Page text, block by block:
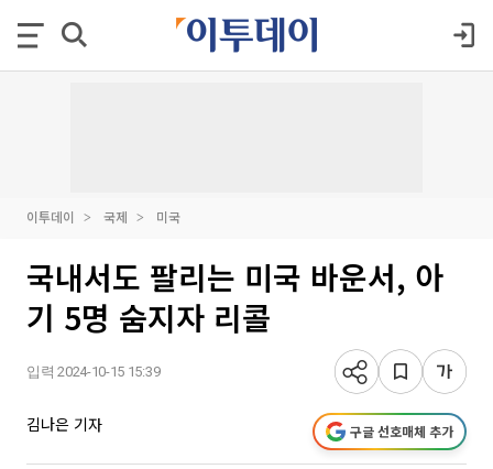
이투데이 국제 미국
국내서도 팔리는 미국 바운서, 아
기 5명 숨지자 리콜
입력 2024-10-15 15:39
김나은 기자 구글 선호매체 추가